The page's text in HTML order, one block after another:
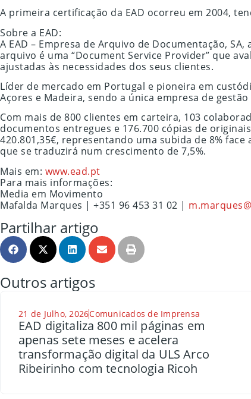
A primeira certificação da EAD ocorreu em 2004,
Sobre a EAD:
A EAD – Empresa de Arquivo de Documentação,
arquivo é uma “Document Service Provider” que
ajustadas às necessidades dos seus clientes.
Líder de mercado em Portugal e pioneira em
Açores e Madeira, sendo a única empresa de
Com mais de 800 clientes em carteira, 103
documentos entregues e 176.700 cópias de
420.801,35€, representando uma subida de 8%
que se traduzirá num crescimento de 7,5%.
Mais em: www.ead.pt
Para mais informações:
Media em Movimento
Mafalda Marques | +351 96 453 31 02 |
Partilhar artigo
Outros artigos
21 de Julho, 2026Comunicados de Imprensa
EAD digitaliza 800 mil páginas em
apenas sete meses e acelera
transformação digital da ULS Arco
Ribeirinho com tecnologia Ricoh